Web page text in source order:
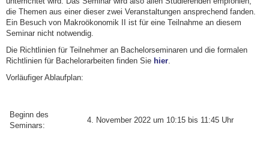
die Themen aus einer dieser zwei Veranstaltungen ansprechend fanden.
Ein Besuch von Makroökonomik II ist für eine Teilnahme an diesem
Seminar nicht notwendig.
Die Richtlinien für Teilnehmer an Bachelorseminaren und die formalen
Richtlinien für Bachelorarbeiten finden Sie hier.
Vorläufiger Ablaufplan:
Beginn des
Seminars:
4. November 2022 um 10:15 bis 11:45 Uhr